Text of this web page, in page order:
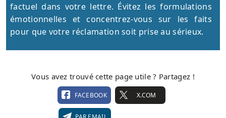
factuel dans votre lettre. Évitez les formulations
émotionnelles et concentrez-vous sur les faits
pour que votre réclamation soit prise au sérieux.
Vous avez trouvé cette page utile ? Partagez !
FACEBOOK X.COM